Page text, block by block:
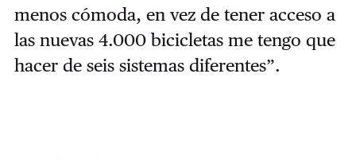
menos cómoda, en vez de tener acceso a
las nuevas 4.000 bicicletas me tengo que
hacer de seis sistemas diferentes”.